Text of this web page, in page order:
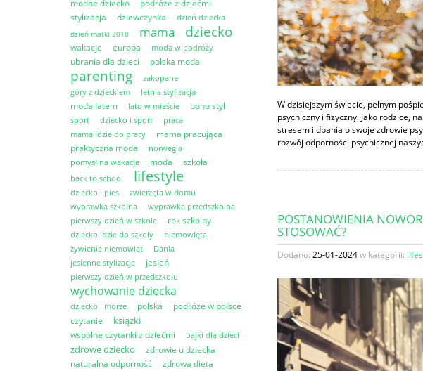
modne dziecko
podróże z dziećmi
stylizacja
dziewczynka dzień dziecka
dzień matki 2018 mama dziecko
wakacje europa moda w podróży
ubrania dla dzieci polska moda
parenting
zakopane
góry z dzieckiem
letnia stylizacja
moda latem lato w mieście boho styl
sport dziecko i sport
praca
mama idzie do pracy
mama pracująca
praktyczna moda
norwegia
pomysł na wakacje
moda szkoła
back to school lifestyle
dziecko i pies
zwierzęta w domu
wyprawka szkolna
wyprawka przedszkolna
pierwszy dzień w szkole
rok szkolny
dziecko idzie do szkoły
niemowlęta
żywienie niemowląt
Dania
jesienne stylizacje
jesień
pierwszy dzień w przedszkolu
wychowanie dziecka
dziecko i morze polska
podróże w polsce
czytanie
książki
wspólne czytanki z dziećmi bajki dla dzieci
zdrowe dziecko
zdrowie u dziecka
naturalna odporność
zdrowa dieta
W dzisiejszym świecie, pełnym
psychiczny i fizyczny. Jako rodzice,
stresem i dbania o swoje zdrowie
rozwój odporności psychicznej
POSTANOWIENIA
STOSOWAĆ?
Dodano: 25-01-2024w kategorii: